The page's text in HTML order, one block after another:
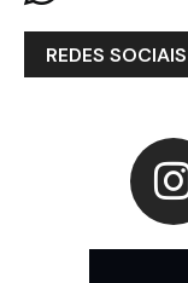
REDES SOCIAIS